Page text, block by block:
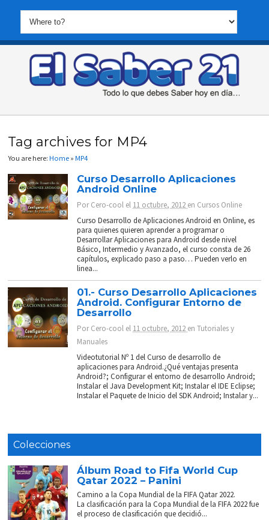
Tag archives for MP4
You are here:Home »MP4
Curso Desarrollo Aplicaciones
Android Online
PorCero-cool el 11 octubre, 2012 en Cursos Online
Curso Desarrollo de Aplicaciones Android en Online, es
para quienes quieren aprender a programar o
Desarrollar Aplicaciones para Android desde nivel
Básico, Intermedio y Avanzado, el curso consta de 26
capítulos, explicado paso a paso… Pueden verlo en
linea...
01.- Curso Desarrollo Aplicaciones
Android. Configurar Entorno de
Desarrollo
PorCero-cool el 11 octubre, 2012 enTutoriales y
Manuales
Videotutorial Nº 1 del Curso de desarrollo de
aplicaciones para Android.¿Qué ventajas presenta
Android?; Configurar el entorno de desarrollo Android;
Instalar el Java Development Kit; Instalar el IDE Eclipse;
Instalar el Paquete de Inicio del SDK Android; Instalar y...
Colecciones
Álbum Road to Fifa World Cup
Qatar 2022 – Panini
Camino a la Copa Mundial de la FIFA Qatar 2022.
La clasificación para la Copa Mundial de la FIFA 2022 fue
el proceso de clasificación que decidió...